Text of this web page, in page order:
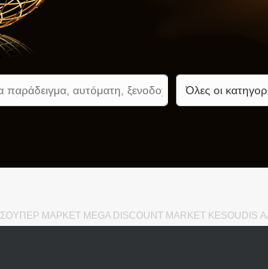
ΣΟΥΠΕΡ ΜΑΡΚΕΤ MEGA DISCOUNT MARKET